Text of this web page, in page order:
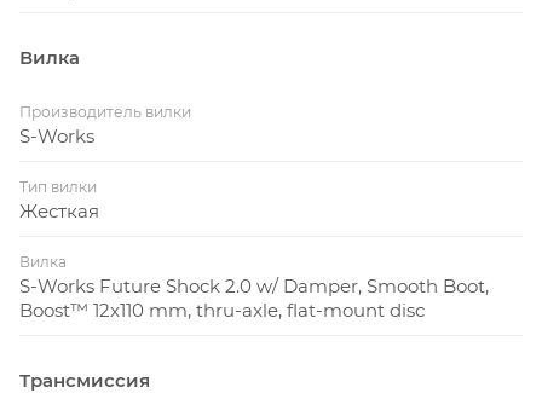
Вилка
Производитель вилки
S-Works
Тип вилки
Жесткая
Вилка
S-Works Future Shock 2.0 w/ Damper, Smooth Boot,
Boost™ 12x110 mm, thru-axle, flat-mount disc
Трансмиссия